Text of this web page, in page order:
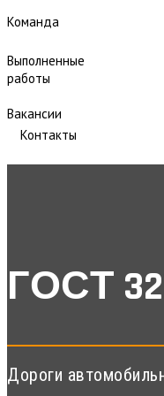
Команда
Выполненные
работы
Вакансии
Контакты
ГОСТ
Дороги